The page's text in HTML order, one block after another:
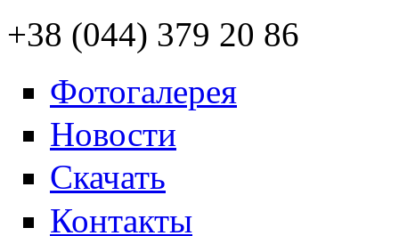
+38 (044) 379 20 86
Фотогалерея
Новости
Скачать
Контакты